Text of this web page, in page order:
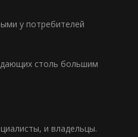
у потребителей
столь большим
и владельцы.